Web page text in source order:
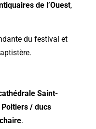
de l’Ouest,
du festival et
Saint-
/ ducs
.